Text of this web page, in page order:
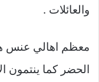
والعائلات .
معظم اهالي عنس
الحضر كما ينتمون